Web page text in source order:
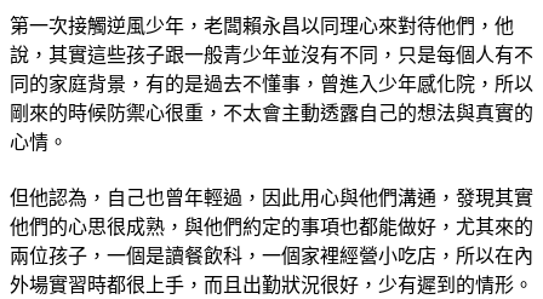
第一次接觸逆風少年，老闆賴永昌以同理心來對待他們，他
說，其實這些孩子跟一般青少年並沒有不同，只是每個人有不
同的家庭背景，有的是過去不懂事，曾進入少年感化院，所以
剛來的時候防禦心很重，不太會主動透露自己的想法與真實的
心情。
但他認為，自己也曾年輕過，因此用心與他們溝通，發現其實
他們的心思很成熟，與他們約定的事項也都能做好，尤其來的
兩位孩子，一個是讀餐飲科，一個家裡經營小吃店，所以在內
外場實習時都很上手，而且出勤狀況很好，少有遲到的情形。